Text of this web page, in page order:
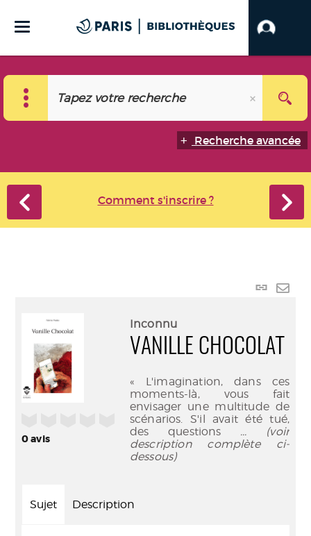
Recherche avancée
Comment s'inscrire ?
Lien
mail
0avis
Inconnu
VANILLE CHOCOLAT
« L'imagination, dans ces
moments-là, vous fait
envisager une multitude de
scénarios. S'il avait été tué,
des questions ... (voir
description complète ci-
dessous)
Sujet Description